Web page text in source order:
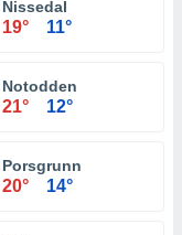
Nissedal
19° 11°
Notodden
21° 12°
Porsgrunn
20° 14°